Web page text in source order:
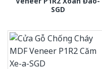
SGD